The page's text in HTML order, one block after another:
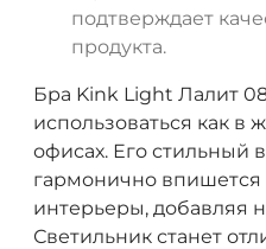
подтверждает
продукта.
Бра Kink Light Лалит
использоваться как в
офисах. Его стильный
гармонично
интерьеры, добавляя
Светильник станет